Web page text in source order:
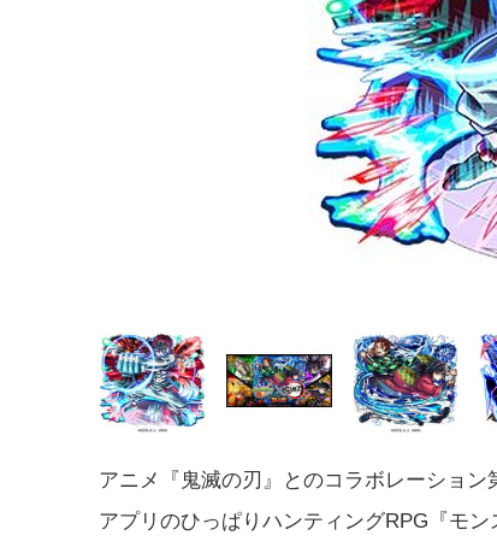
アニメ『鬼滅の刃』とのコラボレーション
アプリのひっぱりハンティングRPG『モン